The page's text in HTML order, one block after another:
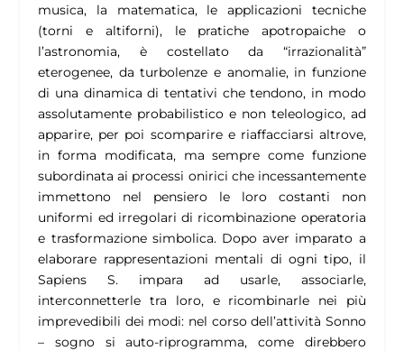
musica, la matematica, le applicazioni tecniche
(torni e altiforni), le pratiche apotropaiche o
l’astronomia, è costellato da “irrazionalità”
eterogenee, da turbolenze e anomalie, in funzione
di una dinamica di tentativi che tendono, in modo
assolutamente probabilistico e non teleologico, ad
apparire, per poi scomparire e riaffacciarsi altrove,
in forma modificata, ma sempre come funzione
subordinata ai processi onirici che incessantemente
immettono nel pensiero le loro costanti non
uniformi ed irregolari di ricombinazione operatoria
e trasformazione simbolica. Dopo aver imparato a
elaborare rappresentazioni mentali di ogni tipo, il
Sapiens S. impara ad usarle, associarle,
interconnetterle tra loro, e ricombinarle nei più
imprevedibili dei modi: nel corso dell’attività Sonno
– sogno si auto-riprogramma, come direbbero